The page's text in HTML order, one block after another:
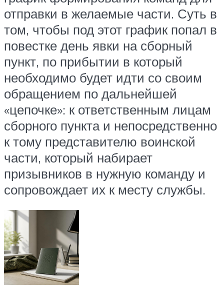
отправки в желаемые части. Суть в
том, чтобы под этот график попал в
повестке день явки на сборный
пункт, по прибытии в который
необходимо будет идти со своим
обращением по дальнейшей
«цепочке»: к ответственным лицам
сборного пункта и непосредственно
к тому представителю воинской
части, который набирает
призывников в нужную команду и
сопровождает их к месту службы.